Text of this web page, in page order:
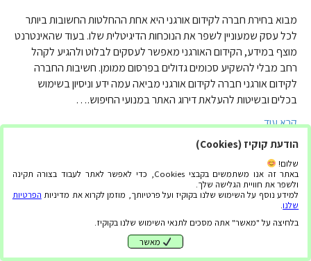
מבוא בחירת חברה לקידום אורגני היא אחת ההחלטות החשובות ביותר
לכל עסק שמעוניין לשפר את הנוכחות הדיגיטלית שלו. בעוד שהאינטרנט
מוצף במידע, הקידום האורגני מאפשר לעסקים לבלוט ולהגיע לקהל
רחב מבלי להשקיע סכומים גדולים בפרסום ממומן. חשיבות החברה
לקידום אורגני חברה לקידום אורגני מביאה עמה ידע וניסיון בשימוש
בכלים ובשיטות להעלאת דירוג האתר במנועי החיפוש.…
קרא עוד
הודעת קוקיז (Cookies)
שלום!
באתר זה אנו משתמשים בקבצי Cookies, כדי לאפשר לאתר לעבוד בצורה תקינה
ולשפר את חוויית הגלישה שלך.
למידע נוסף על השימוש שלנו בקוקיז ועל פרטיותך, מוזמן לקרוא את מדיניות הפרטיות
שלנו.
בלחיצה על "מאשר" אתה מסכים לתנאי השימוש שלנו בקוקיז.
מאשר